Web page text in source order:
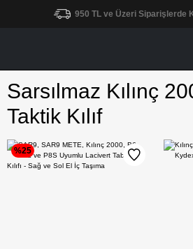
950 TL ve Üzeri Siparişlerde
Sarsılmaz Kılınç
Taktik Kılıf
%25